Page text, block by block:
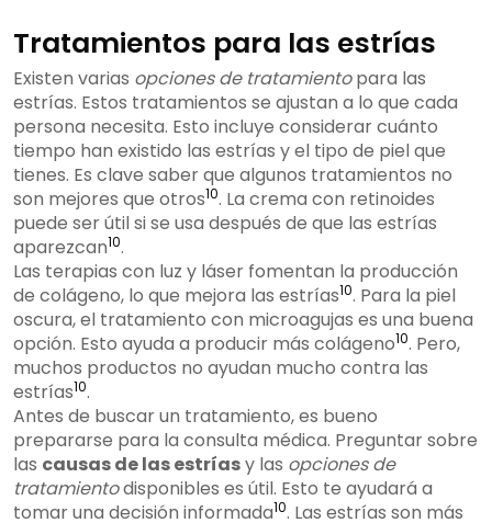
Tratamientos para las estrías
Existen varias opciones de tratamientopara las
estrías. Estos tratamientos se ajustan a lo que cada
persona necesita. Esto incluye considerar cuánto
tiempo han existido las estrías y el tipo de piel que
tienes. Es clave saber que algunos tratamientos no
son mejores que otros10. La crema con retinoides
puede ser útil si se usa después de que las estrías
aparezcan10.
Las terapias con luz y láser fomentan la producción
de colágeno, lo que mejora las estrías10. Para la piel
oscura, el tratamiento con microagujas es una buena
opción. Esto ayuda a producir más colágeno10. Pero,
muchos productos no ayudan mucho contra las
estrías10.
Antes de buscar un tratamiento, es bueno
prepararse para la consulta médica. Preguntar sobre
las causas de las estríasy las opciones de
tratamientodisponibles es útil. Esto te ayudará a
tomar una decisión informada10. Las estrías son más